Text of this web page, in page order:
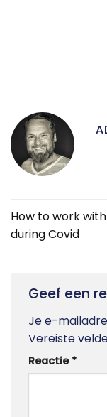
How to work
during Covid
Geef een
Je e-
Vereiste
Reactie *